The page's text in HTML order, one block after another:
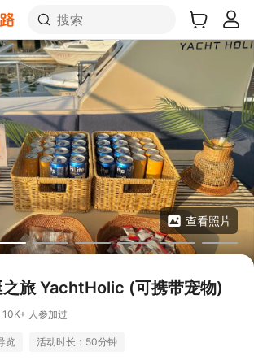
搜索
查看照片
旅 YachtHolic (可携带宠物)
10K+ 人参加过
览 活动时长：50分钟